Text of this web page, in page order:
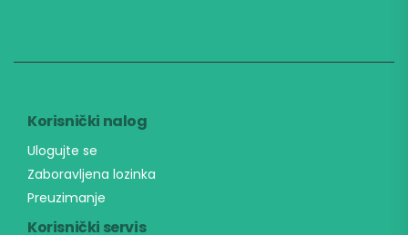
Korisnički nalog
Ulogujte se
Zaboravljena lozinka
Preuzimanje
Korisnički servis